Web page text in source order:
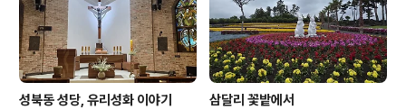
성북동 성당, 유리성화 이야기 삼달리 꽃밭에서